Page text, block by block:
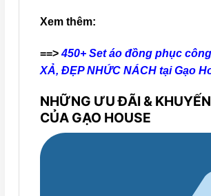
Xem thêm:
==>450+ Set áo đồng phục
XẢ, ĐẸP NHỨC NÁCH tại Gạo
NHỮNG ƯU ĐÃI &
CỦA GẠO HOUSE